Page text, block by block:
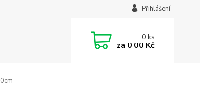
Přihlášení
0ks
za 0,00 Kč